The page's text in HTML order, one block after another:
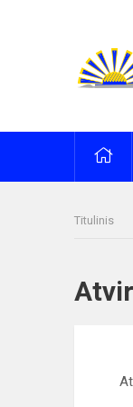
Titulinis